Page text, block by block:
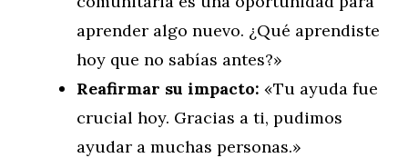
aprender algo nuevo. ¿Qué aprendiste
hoy que no sabías antes?»
Reafirmar su impacto: «Tu ayuda fue
crucial hoy. Gracias a ti, pudimos
ayudar a muchas personas.»